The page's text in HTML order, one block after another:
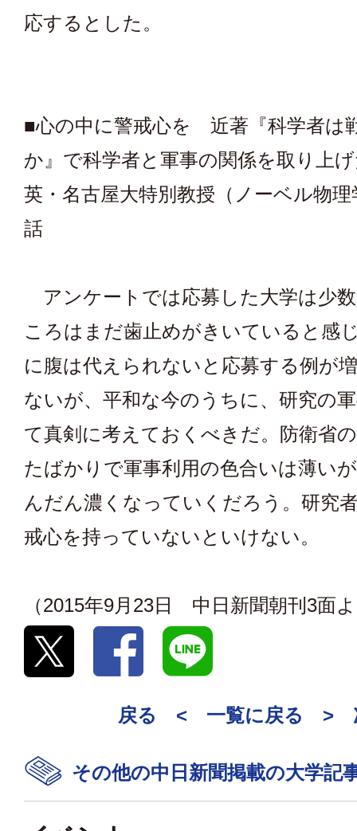
応するとした。
■心の中に警戒心を 近著『科学者は
か』で科学者と軍事の関係を取り上
英・名古屋大特別教授（ノーベル物
話
アンケートでは応募した大学は少
ころはまだ歯止めがきいていると感
に腹は代えられないと応募する例が
ないが、平和な今のうちに、研究の
て真剣に考えておくべきだ。防衛省
たばかりで軍事利用の色合いは薄い
んだん濃くなっていくだろう。研究
戒心を持っていないといけない。
（2015年9月23日 中日新聞朝刊3面
戻る < 一覧に戻る >
その他の中日新聞掲載の大学記